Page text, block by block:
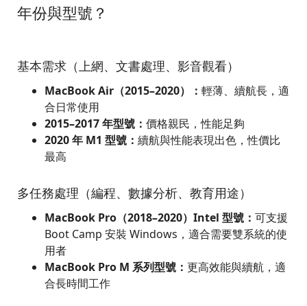
年份與型號？
基本需求（上網、文書處理、影音觀看）
MacBook Air（2015–2020）： 輕薄、續航長，適
合日常使用
2015–2017 年型號： 價格親民，性能足夠
2020 年 M1 型號： 續航與性能表現出色，性價比
最高
多任務處理（編程、數據分析、教育用途）
MacBook Pro（2018–2020）Intel 型號： 可支援
Boot Camp 安裝 Windows，適合需要雙系統的使
用者
MacBook Pro M 系列型號： 更高效能與續航，適
合長時間工作